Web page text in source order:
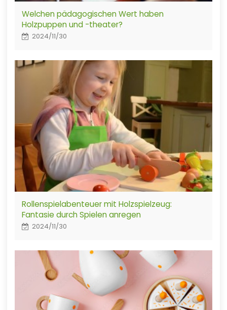
Welchen pädagogischen Wert haben
Holzpuppen und -theater?
2024/11/30
Rollenspielabenteuer mit Holzspielzeug:
Fantasie durch Spielen anregen
2024/11/30